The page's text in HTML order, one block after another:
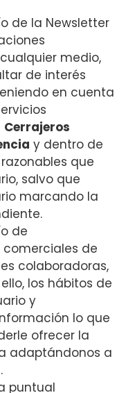
de la Newsletter
medio,
de interés
en cuenta
Cerrajeros
y dentro de
que
salvo que
marcando la
de
de
colaboradoras,
los hábitos de
y
lo que
ofrecer la
adaptándonos a
puntual